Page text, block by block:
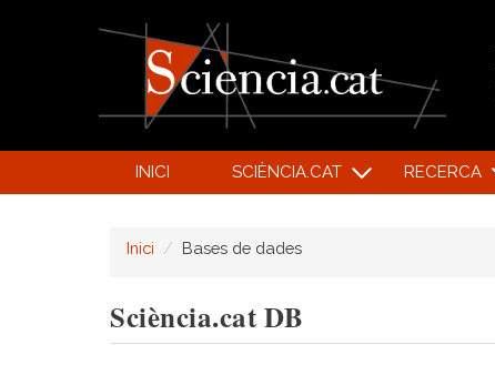
INICI SCIÈNCIA.CAT RECERCA
Inici Bases de dades
Sciència.cat DB